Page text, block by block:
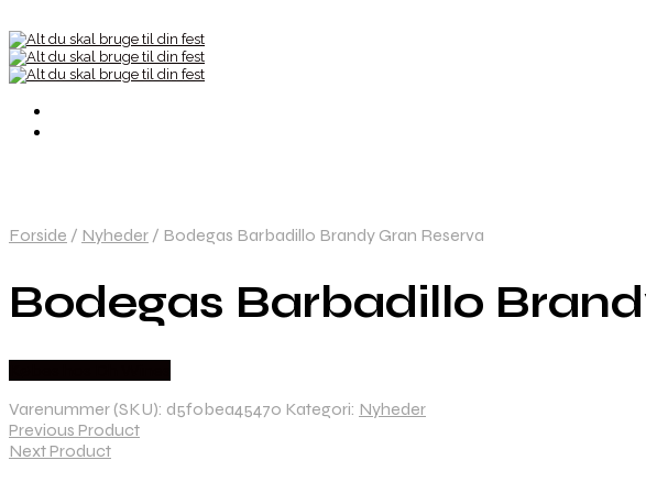
Forside / Nyheder / Bodegas Barbadillo Brandy Gran Reserva
Bodegas Barbadillo
Varenummer (SKU): d5f0bea45470 Kategori: Nyheder
Previous Product
Next Product